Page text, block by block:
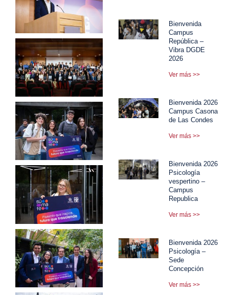
Bienvenida
Campus
República –
Vibra DGDE
2026
Ver más >>
Bienvenida 2026
Campus Casona
de Las Condes
Ver más >>
Bienvenida 2026
Psicología
vespertino –
Campus
Republica
Ver más >>
Bienvenida 2026
Psicología –
Sede
Concepción
Ver más >>